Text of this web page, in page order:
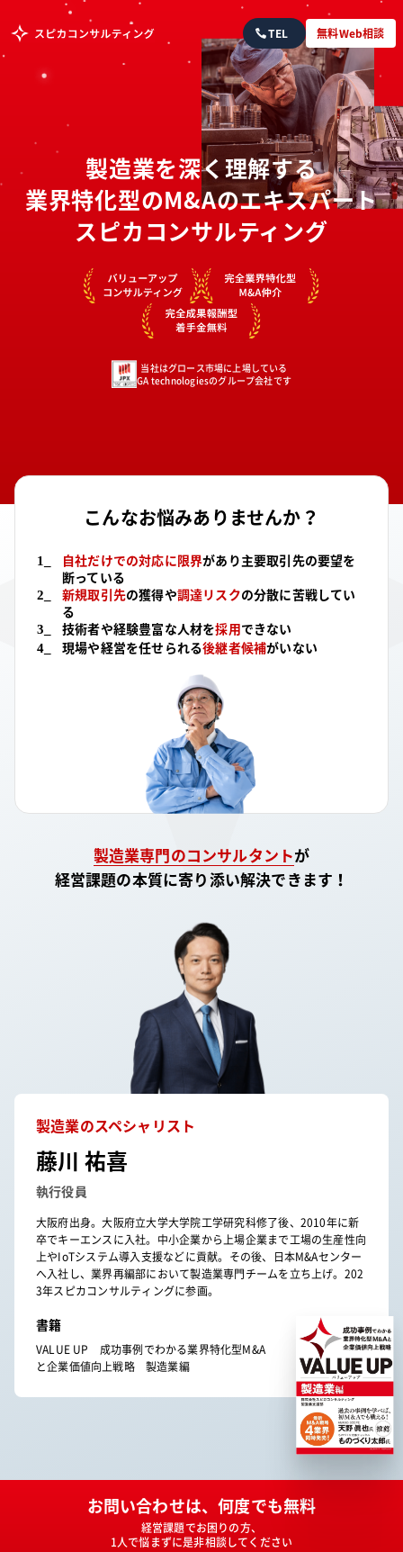
TEL 無料Web相談
製造業を深く理解する
業界特化型のM&Aのエキスパート
スピカコンサルティング
当社はグロース市場に上場している
GA technologiesのグループ会社です
こんなお悩みありませんか？
1 自社だけでの対応に限界があり主要取引先の要望を
断っている
2 新規取引先の獲得や調達リスクの分散に苦戦してい
る
3 技術者や経験豊富な人材を採用できない
4 現場や経営を任せられる後継者候補がいない
製造業専門のコンサルタントが
経営課題の本質に寄り添い解決できます！
製造業のスペシャリスト
藤川 祐喜
執行役員
大阪府出身。大阪府立大学大学院工学研究科修了後、2010年に新
卒でキーエンスに入社。中小企業から上場企業まで工場の生産性向
上やIoTシステム導入支援などに貢献。その後、日本M&Aセンター
へ入社し、業界再編部において製造業専門チームを立ち上げ。202
3年スピカコンサルティングに参画。
書籍
VALUE UP 成功事例でわかる業界特化型M&A
と企業価値向上戦略 製造業編
お問い合わせは、何度でも無料
経営課題でお困りの方、
1人で悩まずに是非相談してください